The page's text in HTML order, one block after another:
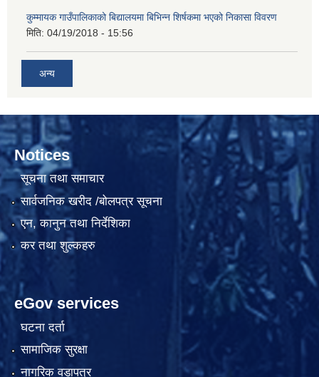
कुम्मायक गाउँपालिकाको बिद्यालयमा बिभिन्न शिर्षकमा भएको निकासा विवरण
मिति: 04/19/2018 - 15:56
अन्य
Notices
सूचना तथा समाचार
सार्वजनिक खरीद /बोलपत्र सूचना
एन, कानुन तथा निर्देशिका
कर तथा शुल्कहरु
eGov services
घटना दर्ता
सामाजिक सुरक्षा
नागरिक वडापत्र